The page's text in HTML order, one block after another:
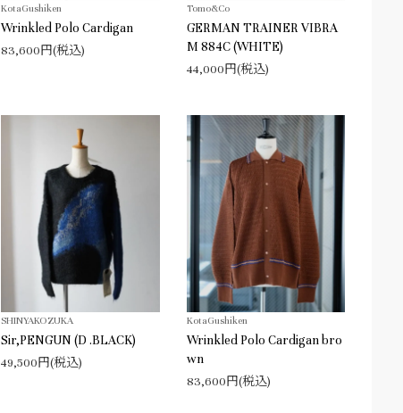
KotaGushiken
Wrinkled Polo Cardigan
83,600円(税込)
Tomo&Co
GERMAN TRAINER VIBRA
M 884C (WHITE)
44,000円(税込)
SHINYAKOZUKA
Sir,PENGUN (D .BLACK)
49,500円(税込)
KotaGushiken
Wrinkled Polo Cardigan bro
wn
83,600円(税込)